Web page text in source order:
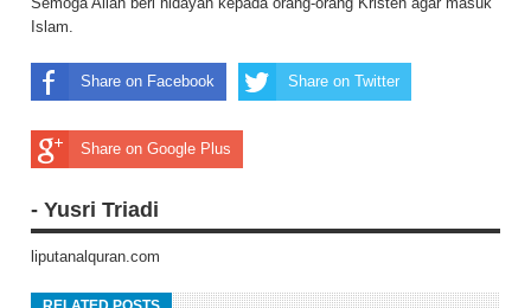
Islam.
Share on Facebook Share on Twitter
Share on Google Plus
- Yusri Triadi
liputanalquran.com